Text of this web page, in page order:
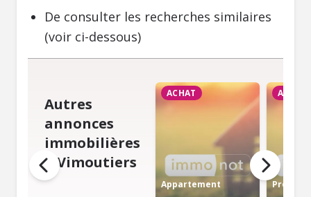
De consulter les recherches similaires
(voir ci-dessous)
Autres
annonces
immobilières
à Vimoutiers
ACHAT
Appartement
ACHAT